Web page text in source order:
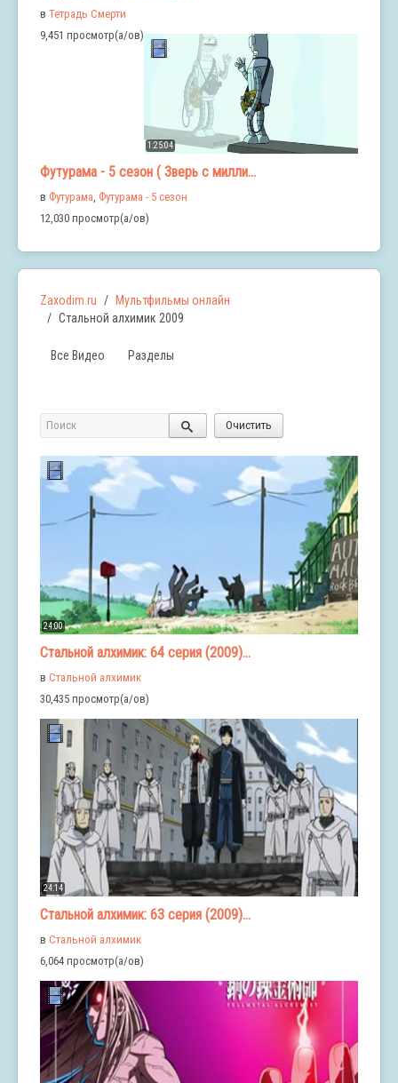
в Тетрадь Смерти
9,451 просмотр(а/ов)
1:25:04
Футурама - 5 сезон ( Зверь с милли...
в Футурама, Футурама - 5 сезон
12,030 просмотр(а/ов)
Zaxodim.ru
Мультфильмы онлайн
Стальной алхимик 2009
Все Видео Разделы
Поиск Очистить
24:00
Стальной алхимик: 64 серия (2009)...
в Стальной алхимик
30,435 просмотр(а/ов)
24:14
Стальной алхимик: 63 серия (2009)...
в Стальной алхимик
6,064 просмотр(а/ов)